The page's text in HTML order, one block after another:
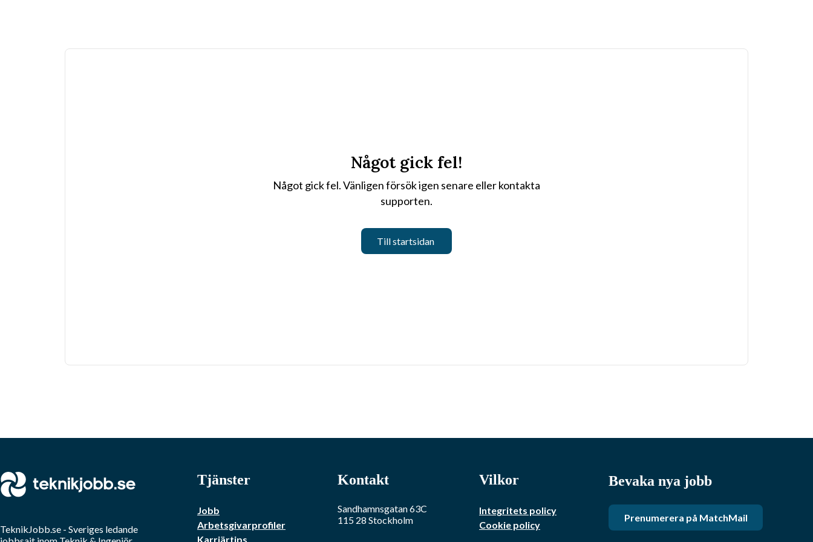
Något gick fel!
Något gick fel. Vänligen försök igen senare eller kontakta
supporten.
Till startsidan
TeknikJobb.se - Sveriges ledande
Tjänster
Jobb
Arbetsgivarprofiler
Karriärtips
Kontakt
Sandhamnsgatan 63C
115 28 Stockholm
Vilkor
Integritets policy
Cookie policy
Bevaka nya jobb
Prenumerera på MatchMail